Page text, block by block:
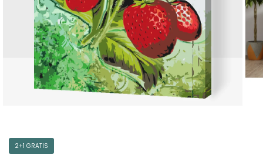
2+1 GRATIS